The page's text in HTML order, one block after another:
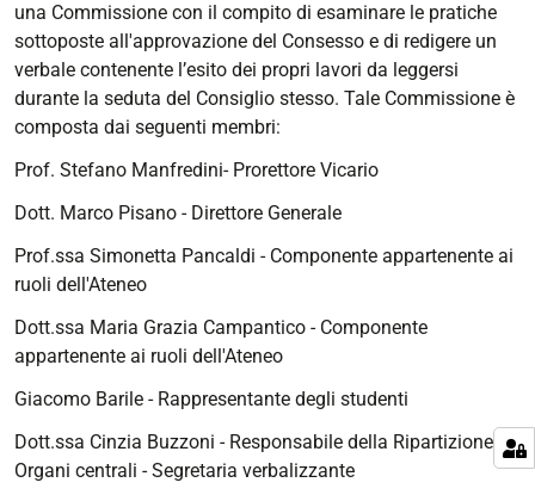
una Commissione con il compito di esaminare le pratiche
sottoposte all'approvazione del Consesso e di redigere un
verbale contenente l’esito dei propri lavori da leggersi
durante la seduta del Consiglio stesso. Tale Commissione è
composta dai seguenti membri:
Prof. Stefano Manfredini- Prorettore Vicario
Dott. Marco Pisano - Direttore Generale
Prof.ssa Simonetta Pancaldi - Componente appartenente ai
ruoli dell'Ateneo
Dott.ssa Maria Grazia Campantico - Componente
appartenente ai ruoli dell'Ateneo
Giacomo Barile - Rappresentante degli studenti
Dott.ssa Cinzia Buzzoni - Responsabile della Ripartizione
Organi centrali - Segretaria verbalizzante